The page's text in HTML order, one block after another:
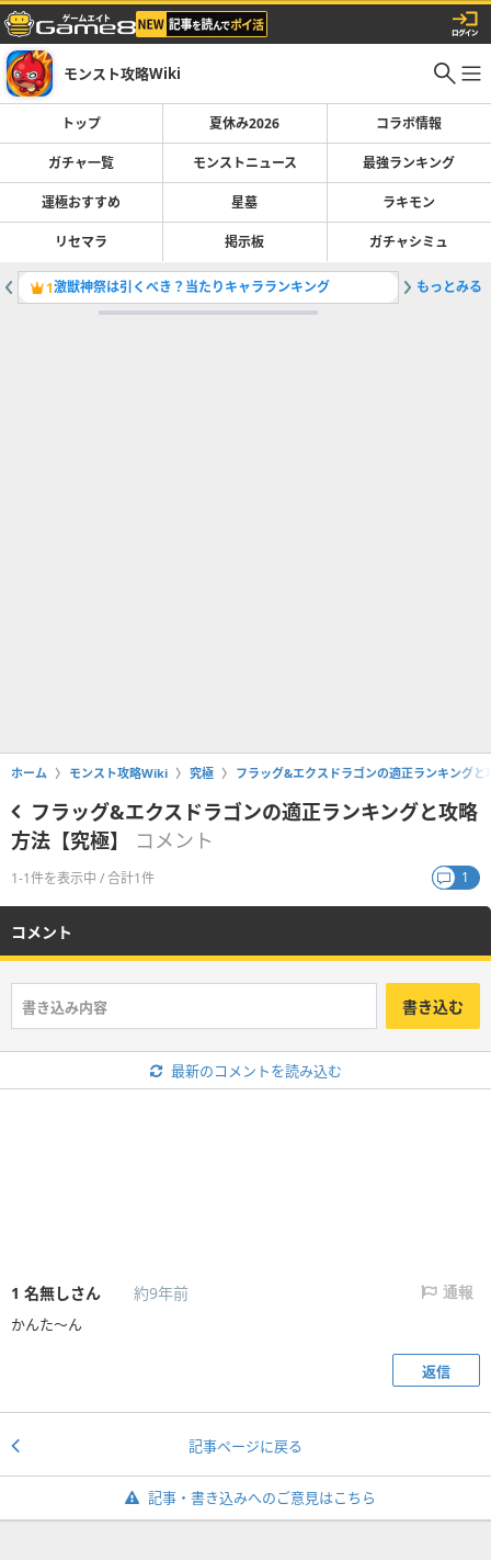
モンスト攻略Wiki
トップ 夏休み2026 コラボ情報
ガチャ一覧 モンストニュース 最強ランキング
運極おすすめ 星墓 ラキモン
リセマラ 掲示板 ガチャシミュ
1激獣神祭は引くべき？当たりキャラランキング 2最強キ
もっとみる
ホーム モンスト攻略Wiki 究極 フラッグ&エクスドラゴンの適正ランキングと
フラッグ&エクスドラゴンの適正ランキングと攻略
方法【究極】
コメント
1-1件を表示中 / 合計1件 1
コメント
書き込む
最新のコメントを読み込む
1 名無しさん 約9年前 通報
かんた〜ん
返信
記事ページに戻る
記事・書き込みへのご意見はこちら